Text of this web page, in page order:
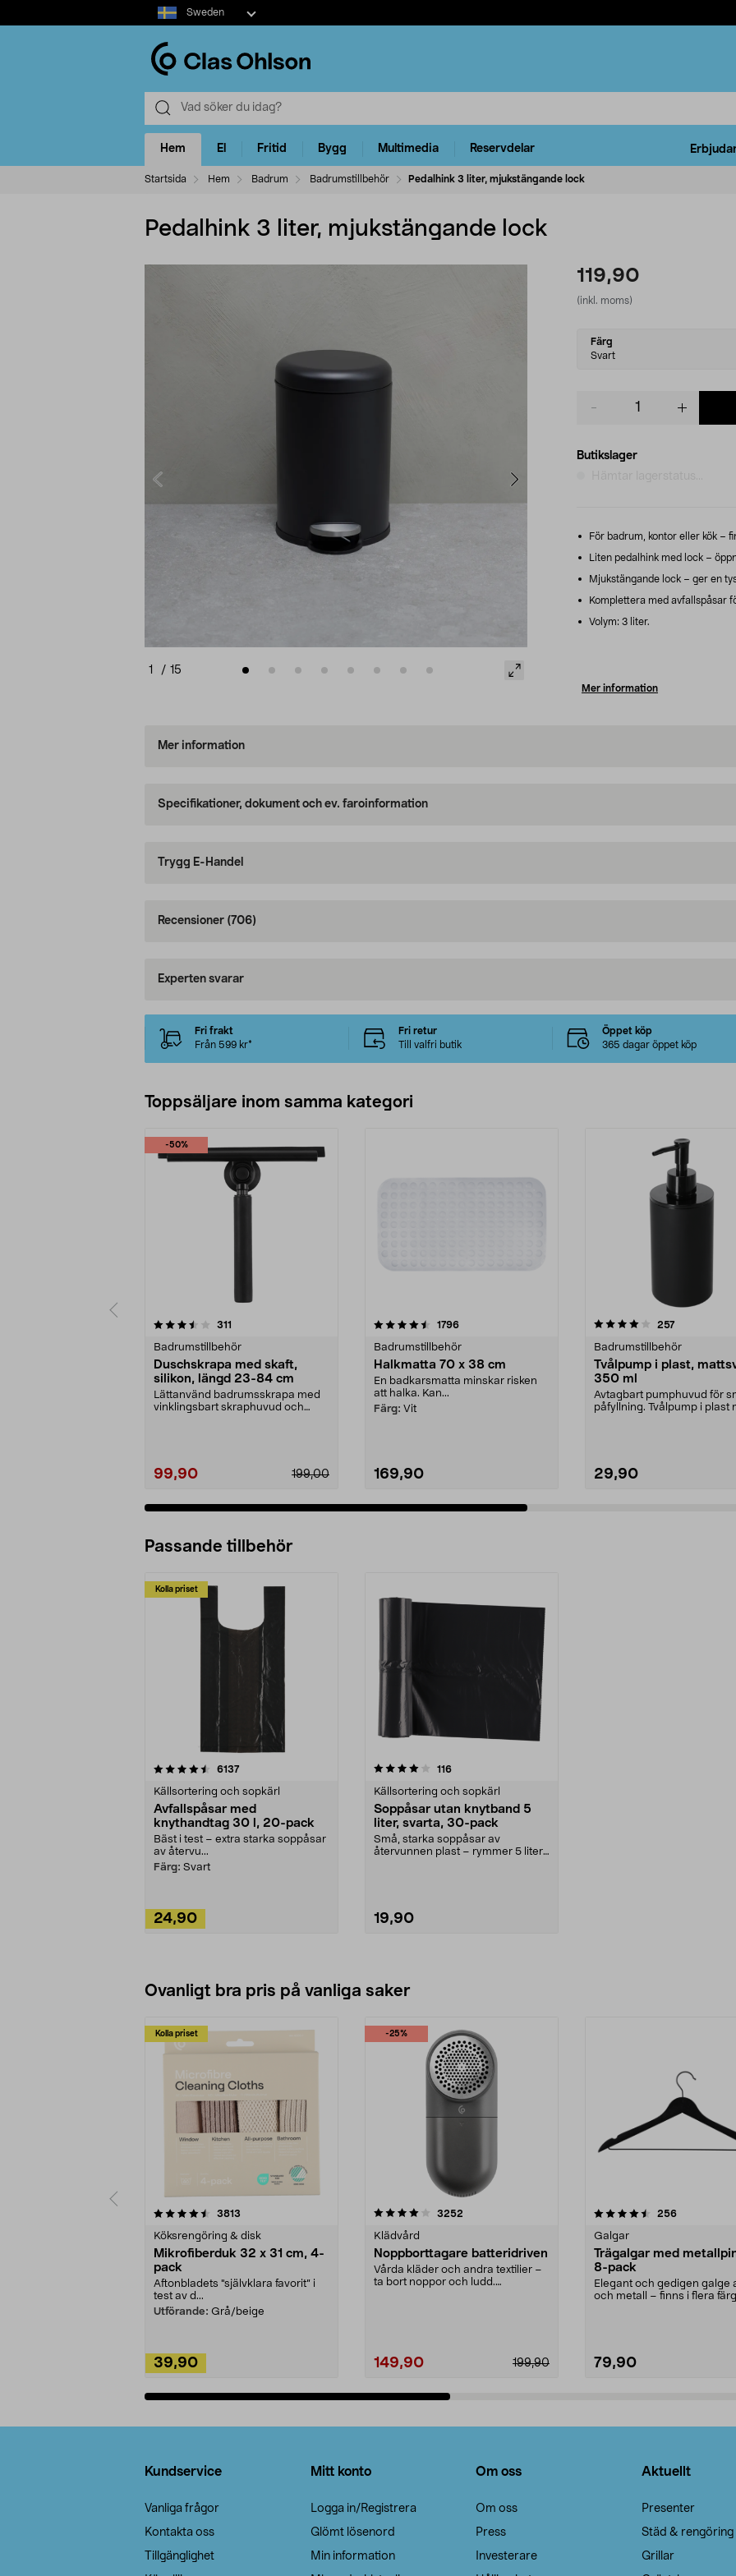
Select
market
Sweden
Hem El Fritid Bygg Multimedia Reservdelar
Startsida Hem Badrum Badrumstillbehör Pedalhink 3 liter, mjukstängande lock
Pedalhink 3 liter, mjukstängande lock
1 / 15
119,90
(inkl. moms)
Select
variant
Färg
Svart
Butikslager
För badrum, kontor eller kök –
Liten pedalhink med lock –
Mjukstängande lock – ger en
Komplettera med avfallspåsar
Volym: 3 liter.
Mer information
Mer information
Specifikationer, dokument och ev. faroinformation
Trygg E-Handel
Recensioner (706)
Experten svarar
Fri frakt
Från 599 kr*
Fri retur
Till valfri butik
Öppet köp
365 dagar öppet köp
Toppsäljare inom samma kategori
-50%
311
Badrumstillbehör
Duschskrapa med skaft,
silikon, längd 23-84 cm
Lättanvänd badrumsskrapa med
vinklingsbart skraphuvud och
99,90 199,00
4.5 av 5 stjärnor 1796recensioner
Badrumstillbehör
Halkmatta 70 x 38 cm
En badkarsmatta minskar risken
att halka. Kan...
Färg: Vit
169,90
4.0 av 5 stjärnor 257recensioner
Badrumstillbehör
Tvålpump i plast,
350 ml
Avtagbart pumphuvud för
påfyllning. Tvålpump i plast
29,90
4.5 av 5 stjärnor
Passande tillbehör
Kolla priset
6137recensioner
Källsortering och sopkärl
Avfallspåsar med
knythandtag 30 l, 20-pack
Bäst i test – extra starka soppåsar
av återvu...
Färg: Svart
24,90
4.0av 5 stjärnor 116recensioner
Källsortering och sopkärl
Soppåsar utan knytband 5
liter, svarta, 30-pack
Små, starka soppåsar av
återvunnen plast – rymmer 5 liter.
19,90
Ovanligt bra pris på vanliga saker
Kolla priset
3813
Köksrengöring & disk
Mikrofiberduk 32 x 31 cm, 4-
pack
Aftonbladets "självklara favorit” i
test av d...
Utförande: Grå/beige
39,90
-25%
4.0av 5 stjärnor 3252
Klädvård
Noppborttagare batteridriven
Vårda kläder och andra textilier –
ta bort noppor och ludd.
199,90
149,90
4.5av 5 stjärnor 256recensioner
Galgar
Trägalgar med
8-pack
Elegant och gedigen galge
och metall – finns i flera
79,90
4.0av 5 stjärnor
Kundservice
Vanliga frågor
Kontakta oss
Tillgänglighet
Mitt konto
Logga in/Registrera
Glömt lösenord
Min information
Om oss
Om oss
Press
Investerare
Aktuellt
Presenter
Städ & rengöring
Grillar